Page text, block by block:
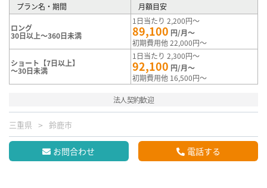
プラン名・期間 月額目安
ロング
30日以上～360日未満
1日当たり 2,200円～
89,100 円/月～
初期費用他 22,000円～
ショート【7日以上】
～30日未満
1日当たり 2,300円～
92,100 円/月～
初期費用他 16,500円～
法人契約歓迎
三重県 鈴鹿市
お問合わせ 電話する